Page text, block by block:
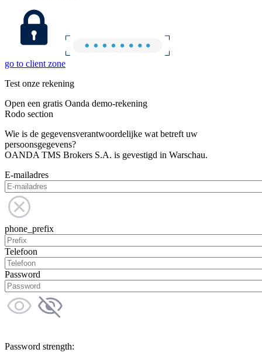
go to client zone
Test onze rekening
Open een gratis Oanda demo-rekening
Rodo section
Wie is de gegevensverantwoordelijke wat betreft uw
persoonsgegevens?
OANDA TMS Brokers S.A. is gevestigd in Warschau.
E-mailadres
phone_prefix
Telefoon
Password
Password strength: